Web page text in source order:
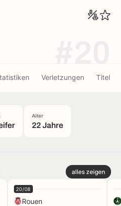
Verletzungen Titel
Alter
22 Jahre
alles zeigen
20/08
Rouen